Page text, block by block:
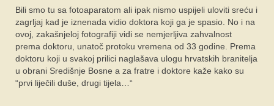
Bili smo tu sa fotoaparatom ali ipak nismo uspijeli uloviti sreću i
zagrljaj kad je iznenada vidio doktora koji ga je spasio. No i na
ovoj, zakašnjeloj fotografiji vidi se nemjerljiva zahvalnost
prema doktoru, unatoč protoku vremena od 33 godine. Prema
doktoru koji u svakoj prilici naglašava ulogu hrvatskih branitelja
u obrani Središnje Bosne a za fratre i doktore kaže kako su
“prvi liječili duše, drugi tijela…“